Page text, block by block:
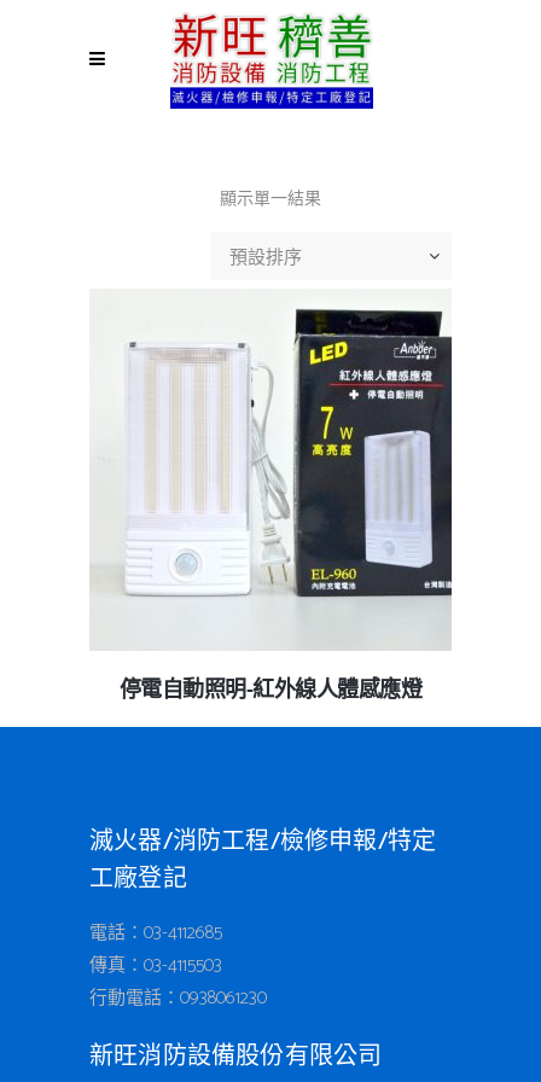
顯示單一結果
預設排序
查看內容
停電自動照明-紅外線人體感應燈
滅火器/消防工程/檢修申報/特定
工廠登記
電話：03-4112685
傳真：03-4115503
行動電話： 0938061230
新旺消防設備股份有限公司